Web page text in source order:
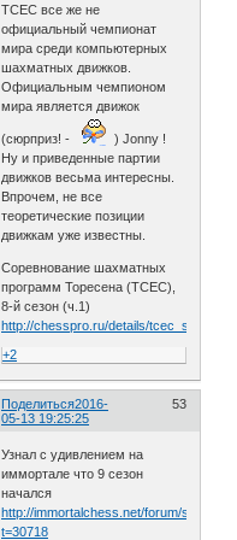
ТСЕС все же не
официальный чемпионат
мира среди компьютерных
шахматных движков.
Официальным чемпионом
мира является движок
(сюрприз! -
) Jonny !
Ну и приведенные партии
движков весьма интересны.
Впрочем, не все
теоретические позиции
движкам уже известны.
Соревнование шахматных
программ Торесена (TCEC),
8-й сезон (ч.1)
http://chesspro.ru/details/
+2
Поделиться 53
2016-
05-13 19:25:25
Узнал с удивлением на
иммортале что 9 сезон
начался
http://immortalchess.net/forum/
t=30718